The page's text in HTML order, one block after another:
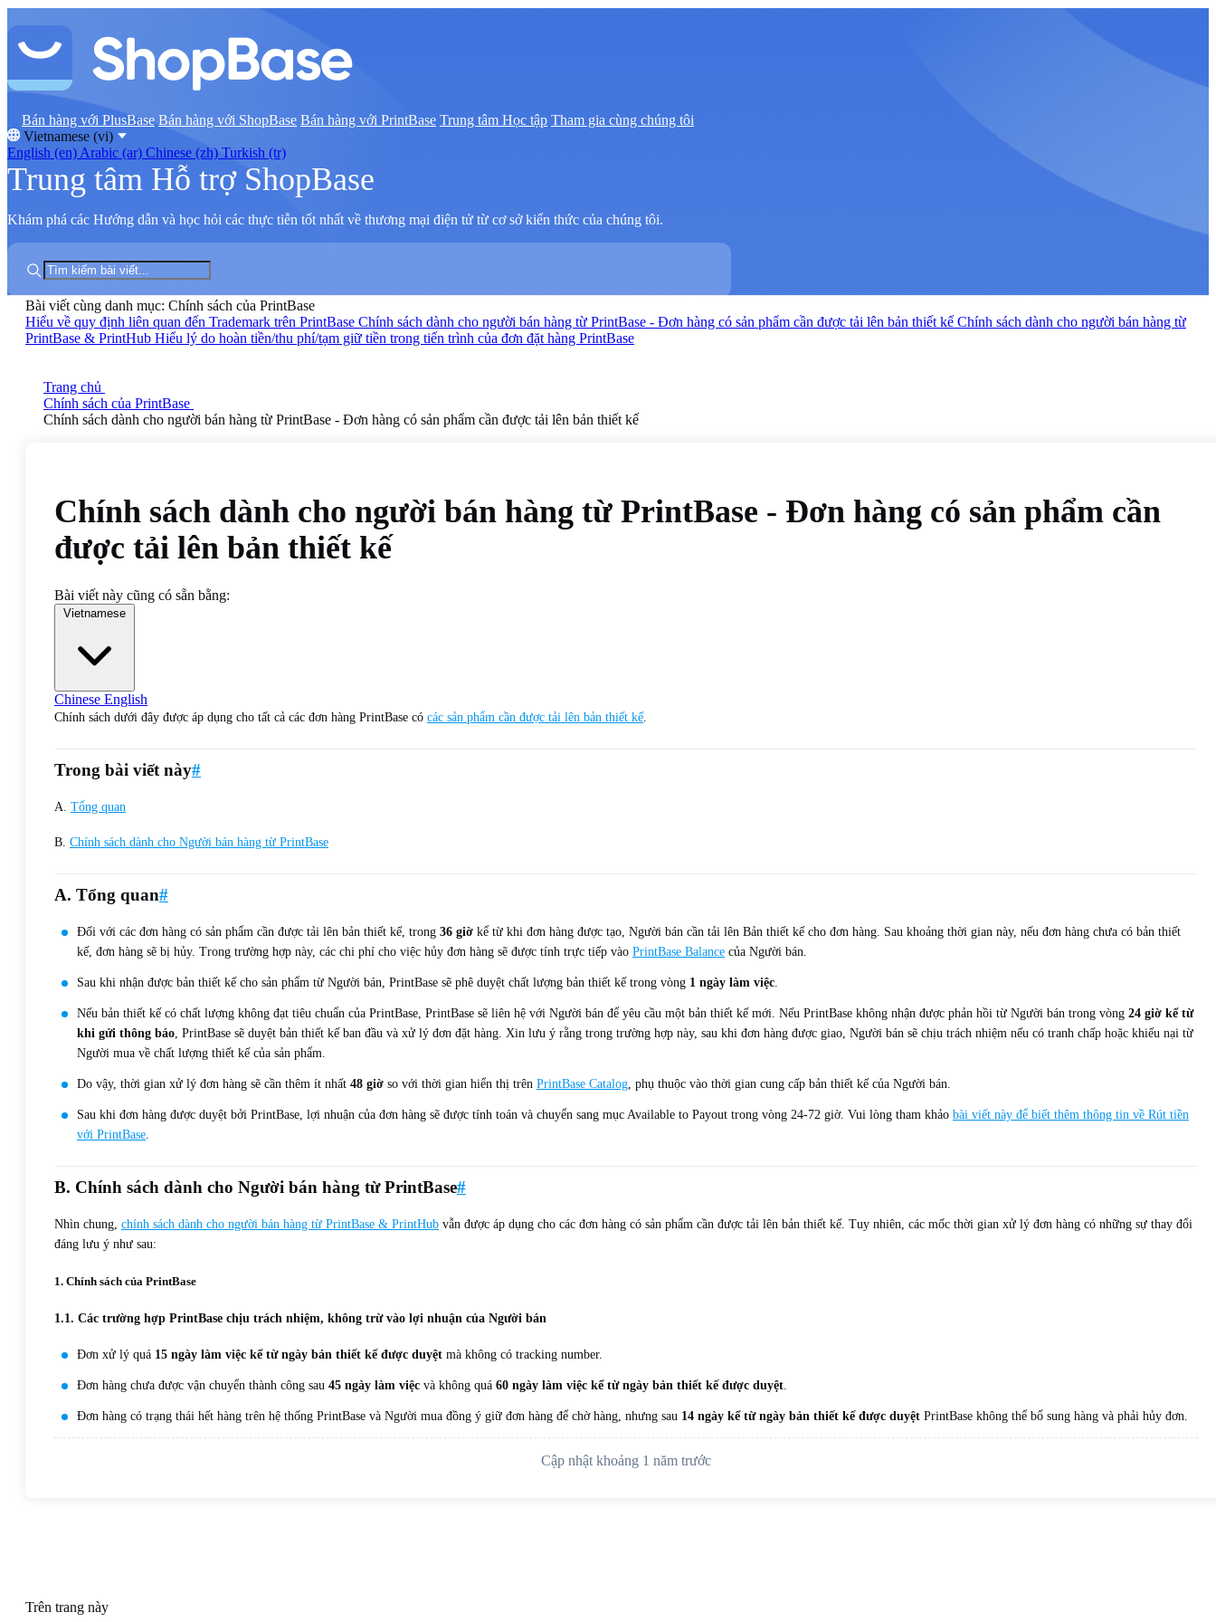
Bán hàng với PlusBase Bán hàng với ShopBase Bán hàng với PrintBase Trung tâm Học tập Tham gia cùng chúng tôi
Vietnamese (vi)
English (en) Arabic (ar) Chinese (zh) Turkish (tr)
Trung tâm Hỗ trợ ShopBase
Khám phá các Hướng dẫn và học hỏi các thực tiễn tốt nhất về thương mại điện tử từ cơ sở kiến thức của chúng tôi.
Bài viết cùng danh mục: Chính sách của PrintBase
Hiểu về quy định liên quan đến Trademark trên PrintBase Chính sách dành cho người bán hàng từ PrintBase - Đơn hàng có sản phẩm cần được tải lên bản thiết kế Chính sách dành cho người bán hàng từ
PrintBase & PrintHub Hiểu lý do hoàn tiền/thu phí/tạm giữ tiền trong tiến trình của đơn đặt hàng PrintBase
Trang chủ
Chính sách của PrintBase
Chính sách dành cho người bán hàng từ PrintBase - Đơn hàng có sản phẩm cần được tải lên bản thiết kế
Chính sách dành cho người bán hàng từ PrintBase - Đơn hàng có sản phẩm cần
được tải lên bản thiết kế
Bài viết này cũng có sẵn bằng:
Vietnamese
Chinese English
Chính sách dưới đây được áp dụng cho tất cả các đơn hàng PrintBase có các sản phẩm cần được tải lên bản thiết kế.
Trong bài viết này#
A. Tổng quan
B. Chính sách dành cho Người bán hàng từ PrintBase
A. Tổng quan#
Đối với các đơn hàng có sản phẩm cần được tải lên bản thiết kế, trong 36 giờ kể từ khi đơn hàng được tạo, Người bán cần tải lên Bản thiết kế cho đơn hàng. Sau khoảng thời gian này, nếu đơn hàng chưa có bản thiết
kế, đơn hàng sẽ bị hủy. Trong trường hợp này, các chi phí cho việc hủy đơn hàng sẽ được tính trực tiếp vào PrintBase Balance của Người bán.
Sau khi nhận được bản thiết kế cho sản phẩm từ Người bán, PrintBase sẽ phê duyệt chất lượng bản thiết kế trong vòng 1 ngày làm việc.
Nếu bản thiết kế có chất lượng không đạt tiêu chuẩn của PrintBase, PrintBase sẽ liên hệ với Người bán để yêu cầu một bản thiết kế mới. Nếu PrintBase không nhận được phản hồi từ Người bán trong vòng 24 giờ kể từ
khi gửi thông báo, PrintBase sẽ duyệt bản thiết kế ban đầu và xử lý đơn đặt hàng. Xin lưu ý rằng trong trường hợp này, sau khi đơn hàng được giao, Người bán sẽ chịu trách nhiệm nếu có tranh chấp hoặc khiếu nại từ
Người mua về chất lượng thiết kế của sản phẩm.
Do vậy, thời gian xử lý đơn hàng sẽ cần thêm ít nhất 48 giờ so với thời gian hiển thị trên PrintBase Catalog, phụ thuộc vào thời gian cung cấp bản thiết kế của Người bán.
Sau khi đơn hàng được duyệt bởi PrintBase, lợi nhuận của đơn hàng sẽ được tính toán và chuyển sang mục Available to Payout trong vòng 24-72 giờ. Vui lòng tham khảo bài viết này để biết thêm thông tin về Rút tiền
với PrintBase.
B. Chính sách dành cho Người bán hàng từ PrintBase#
Nhìn chung, chính sách dành cho người bán hàng từ PrintBase & PrintHub vẫn được áp dụng cho các đơn hàng có sản phẩm cần được tải lên bản thiết kế. Tuy nhiên, các mốc thời gian xử lý đơn hàng có những sự thay đổi
đáng lưu ý như sau:
1. Chính sách của PrintBase
1.1. Các trường hợp PrintBase chịu trách nhiệm, không trừ vào lợi nhuận của Người bán
Đơn xử lý quá 15 ngày làm việc kể từ ngày bản thiết kế được duyệt mà không có tracking number.
Đơn hàng chưa được vận chuyển thành công sau 45 ngày làm việc và không quá 60 ngày làm việc kể từ ngày bản thiết kế được duyệt
Đơn hàng có trạng thái hết hàng trên hệ thống PrintBase và Người mua đồng ý giữ đơn hàng để chờ hàng, nhưng sau 14 ngày kể từ ngày bản thiết kế được duyệt PrintBase không thể bổ sung hàng và phải hủy đơn.
Cập nhật khoảng 1 năm trước
Trên trang này